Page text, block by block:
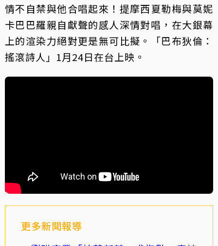
情不自禁與他合唱起來！提摩西夏勒梅與莫妮
卡巴巴羅親自獻聲的感人深情對唱，在大銀幕
上的渲染力絕對更是無可比擬。「巴布狄倫：
搖滾詩人」1月24日在台上映。
更多新聞報導